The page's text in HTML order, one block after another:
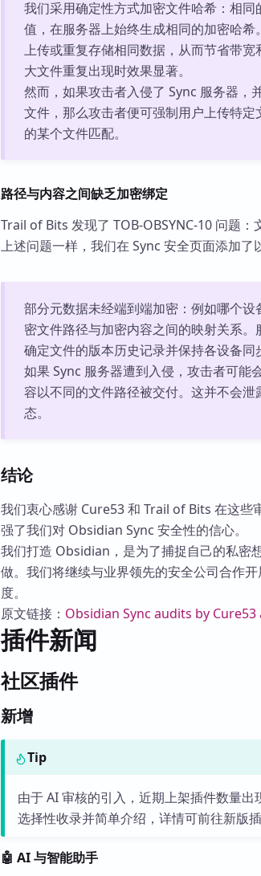
我们采用确定性方式加密文件哈希：相
值，在服务器上始终生成相同的加密哈
上传或重复存储相同数据，从而节省带
大文件重复出现时效果显著。
然而，如果攻击者入侵了 Sync 服务器，
文件，那么攻击者便可强制用户上传特
的某个文件匹配。
路径与内容之间缺乏加密绑定
Trail of Bits 发现了 TOB-OBSYNC-10 问题
上述问题一样，我们在 Sync 安全页面添加了
部分元数据未经端到端加密：例如哪个
密文件路径与加密内容之间的映射关系。
确定文件的版本历史记录并保持各设备同
如果 Sync 服务器遭到入侵，攻击者可能
容以不同的文件路径被交付。这并不会
态。
结论
我们衷心感谢 Cure53 和 Trail of Bits 在这些
强了我们对 Obsidian Sync 安全性的信心。
我们打造 Obsidian，是为了捕捉自己的私密
做。我们将继续与业界领先的安全公司合作
度。
原文链接： Obsidian Sync audits by
插件新闻
社区插件
新增
Tip
由于 AI 审核的引入，近期上架插件数量
选择性收录并简单介绍，详情可前往新版
🤖 AI 与智能助手